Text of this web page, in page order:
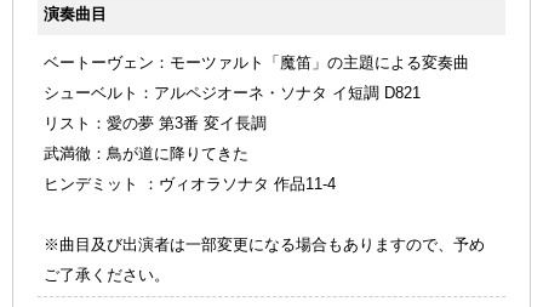
演奏曲目
ベートーヴェン：モーツァルト「魔笛」の主題による変奏曲
シューベルト：アルペジオーネ・ソナタ イ短調 D821
リスト：愛の夢 第3番 変イ長調
武満徹：鳥が道に降りてきた
ヒンデミット ：ヴィオラソナタ 作品11-4
※曲目及び出演者は一部変更になる場合もありますので、予め
ご了承ください。